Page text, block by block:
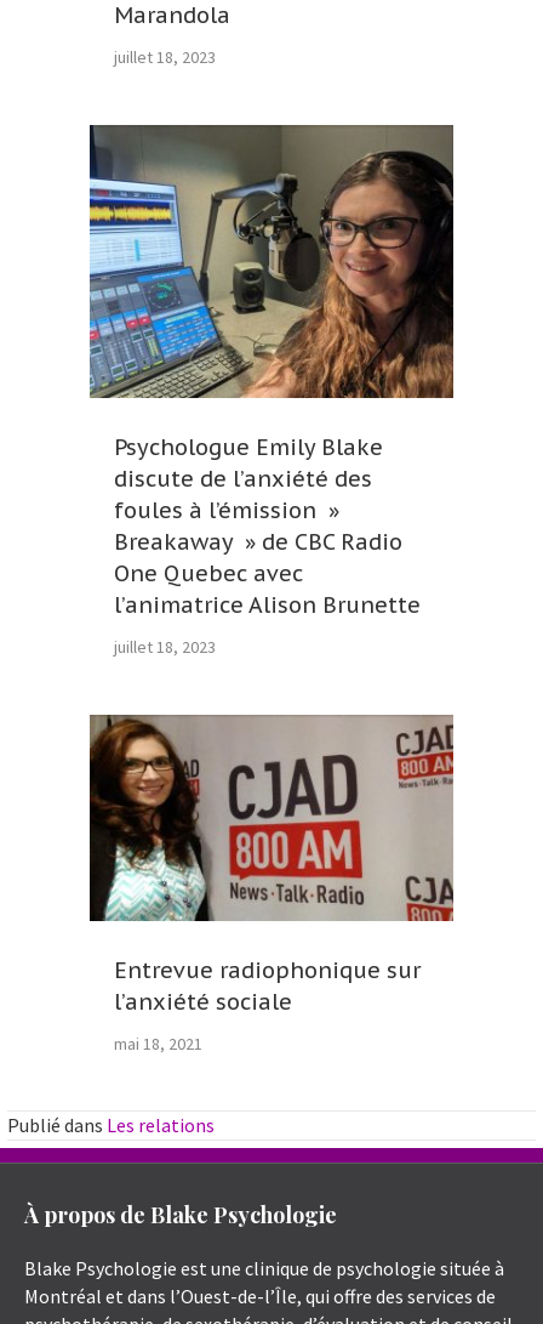
Marandola
juillet 18, 2023
Psychologue Emily Blake
discute de l’anxiété des
foules à l’émission »
Breakaway » de CBC Radio
One Quebec avec
l’animatrice Alison Brunette
juillet 18, 2023
Entrevue radiophonique sur
l’anxiété sociale
mai 18, 2021
Publié dans Les relations
À propos de Blake Psychologie
Blake Psychologie est une clinique de psychologie située à
Montréal et dans l’Ouest-de-l’Île, qui offre des services de